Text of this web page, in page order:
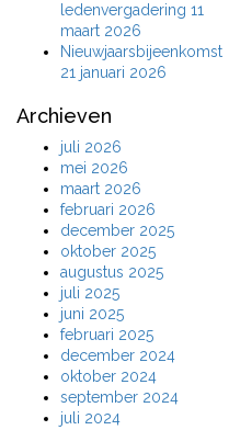
ledenvergadering 11
maart 2026
Nieuwjaarsbijeenkomst
21 januari 2026
Archieven
juli 2026
mei 2026
maart 2026
februari 2026
december 2025
oktober 2025
augustus 2025
juli 2025
juni 2025
februari 2025
december 2024
oktober 2024
september 2024
juli 2024